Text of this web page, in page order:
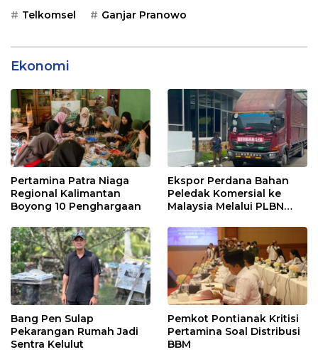
Telkomsel Ganjar Pranowo
Ekonomi
Pertamina Patra Niaga
Regional Kalimantan
Boyong 10 Penghargaan
Ekspor Perdana Bahan
Peledak Komersial ke
Malaysia Melalui PLBN
Bang Pen Sulap
Pekarangan Rumah Jadi
Sentra Kelulut
Pemkot Pontianak Kritisi
Pertamina Soal Distribusi
BBM